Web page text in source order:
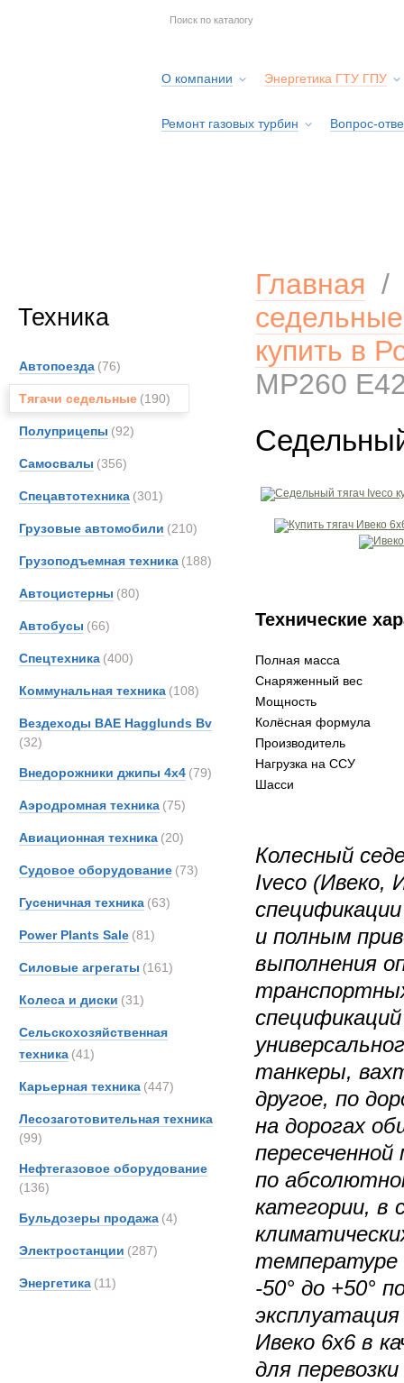
О компании Энергетика ГТУ ГПУ
Ремонт газовых турбин Вопрос-
Техника
Автопоезда (76)
Тягачи седельные (190)
Полуприцепы (92)
Самосвалы (356)
Спецавтотехника (301)
Грузовые автомобили (210)
Грузоподъемная техника (188)
Автоцистерны (80)
Автобусы (66)
Спецтехника (400)
Коммунальная техника (108)
Вездеходы BAE Hagglunds Bv
(32)
Внедорожники джипы 4х4 (79)
Аэродромная техника (75)
Авиационная техника (20)
Судовое оборудование (73)
Гусеничная техника (63)
Power Plants Sale (81)
Силовые агрегаты (161)
Колеса и диски (31)
Сельскохозяйственная
техника (41)
Карьерная техника (447)
Лесозаготовительная техника
(99)
Нефтегазовое оборудование
(136)
Бульдозеры продажа (4)
Электростанции (287)
Энергетика (11)
Главная
седельные
купить в
MP260
Технические
Полная масса
Снаряженный вес
Мощность
Колёсная формула
Производитель
Нагрузка на ССУ
Шасси
Колесный
Iveco (Ивеко,
и полным
выполнения
танкеры,
другое, по
на дорогах
по
категории, в
температуре
-50° до +50°
Ивеко 6х6 в
для